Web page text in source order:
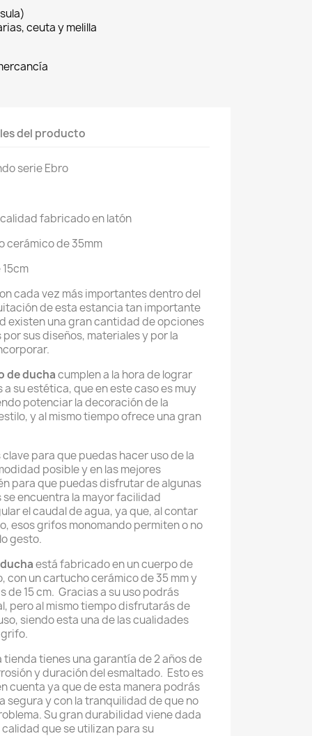
ceuta y melilla
del producto
serie Ebro
fabricado en latón
cerámico de 35mm
cada vez más importantes dentro del
de esta estancia tan importante
existen una gran cantidad de opciones
sus diseños, materiales y por la
de duchacumplen a la hora de lograr
su estética, que en este caso es muy
potenciar la decoración de la
y al mismo tiempo ofrece una gran
para que puedas hacer uso de la
posible y en las mejores
para que puedas disfrutar de algunas
encuentra la mayor facilidad
el caudal de agua, ya que, al contar
esos grifos monomando permiten o no
gesto.
está fabricado en un cuerpo de
con un cartucho cerámico de 35 mm y
de 15 cm. Gracias a su uso podrás
pero al mismo tiempo disfrutarás de
siendo esta una de las cualidades
tienes una garantía de 2 años de
y duración del esmaltado. Esto es
cuenta ya que de esta manera podrás
segura y con la tranquilidad de que no
Su gran durabilidad viene dada
que se utilizan para su